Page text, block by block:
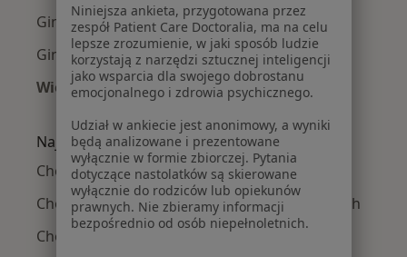
Ginekolodzy w Świdnicy
Ginekolodzy w Bielanach Wrocławskich
Więcej (14)
Więcej w kategorii: W pobliżu Świebodzic
Najczęście leczone choroby
Choroby ginekologiczne w Świebodzicach
Choroby narządów płciowych w Świebodzicach
Choroby szyjki macicy w Świebodzicach
Niniejsza ankieta, przygotowana przez
zespół Patient Care Doctoralia, ma na celu
lepsze zrozumienie, w jaki sposób ludzie
korzystają z narzędzi sztucznej inteligencji
jako wsparcia dla swojego dobrostanu
emocjonalnego i zdrowia psychicznego.
Udział w ankiecie jest anonimowy, a wyniki
będą analizowane i prezentowane
wyłącznie w formie zbiorczej. Pytania
dotyczące nastolatków są skierowane
wyłącznie do rodziców lub opiekunów
prawnych. Nie zbieramy informacji
bezpośrednio od osób niepełnoletnich.